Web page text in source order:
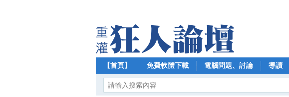
【首頁】 免費軟體下載 電腦問題、討論 導讀